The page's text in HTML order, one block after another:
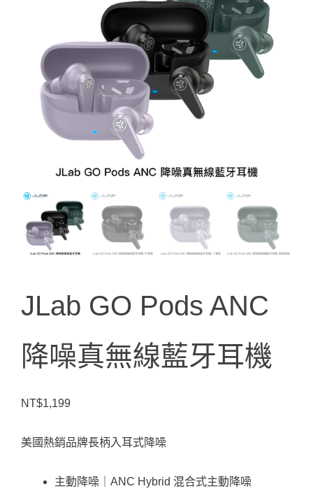
JLab GO Pods ANC
降噪真無線藍牙耳機
NT$1,199
美國熱銷品牌長柄入耳式降噪
主動降噪｜ANC Hybrid 混合式主動降噪